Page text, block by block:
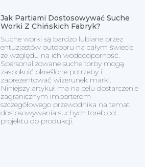
Jak Partiami Dostosowywać Suche
Worki Z Chińskich Fabryk?
Suche worki są bardzo lubiane przez
entuzjastów outdooru na całym świecie
ze względu na ich wodoodporność.
Spersonalizowane suche torby mogą
zaspokoić określone potrzeby i
zaprezentować wizerunek marki.
Niniejszy artykuł ma na celu dostarczenie
zagranicznym importerom
szczegółowego przewodnika na temat
dostosowywania suchych toreb od
projektu do produkcji.